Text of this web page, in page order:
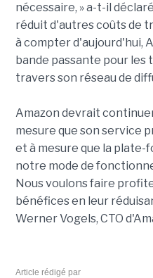
nécessaire, » a-t-il
réduit d'autres coûts de
à compter d'aujourd'hui,
bande passante pour
travers son réseau de
Amazon devrait
mesure que son service
et à mesure que la plate-
notre mode de
Nous voulons faire
bénéfices en leur
Werner Vogels, CTO
Article rédigé par